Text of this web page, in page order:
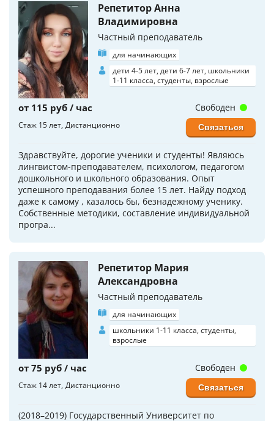
Репетитор Анна
Владимировна
Частный преподаватель
для начинающих
дети 4-5 лет, дети 6-7 лет, школьники
1-11 класса, студенты, взрослые
от 115 руб / час
Стаж 15 лет Дистанционно
Здравствуйте, дорогие ученики и студенты! Являюсь
лингвистом-преподавателем, психологом, педагогом
дошкольного и школьного образования. Опыт
успешного преподавания более 15 лет. Найду подход
даже к самому , казалось бы, безнадежному ученику.
Собственные методики, составление индивидуальной
програ...
Свободен
Связаться
Репетитор Мария
Александровна
Частный преподаватель
для начинающих
школьники 1-11 класса, студенты,
взрослые
от 75 руб / час
Стаж 14 лет Дистанционно
(2018–2019) Государственный Университет по
Свободен
Связаться